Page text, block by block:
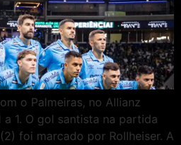
o Palmeiras, no Allianz
a 1. O gol santista na partida
foi marcado por Rollheiser. A